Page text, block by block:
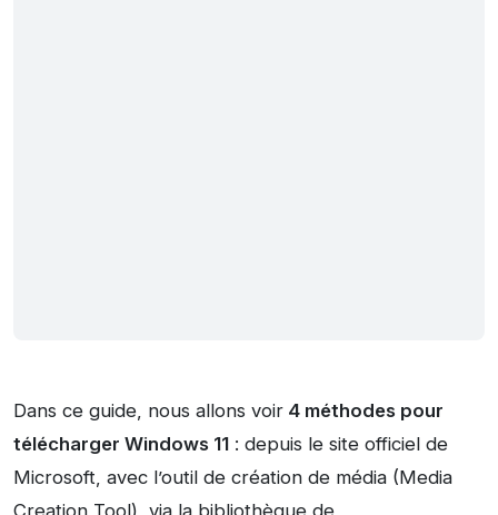
Dans ce guide, nous allons voir 4 méthodes pour
télécharger Windows 11 : depuis le site officiel de
Microsoft, avec l’outil de création de média (Media